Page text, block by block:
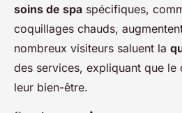
soins de spa spécifiques,
coquillages chauds,
nombreux visiteurs saluent la
des services, expliquant que
leur bien-être.